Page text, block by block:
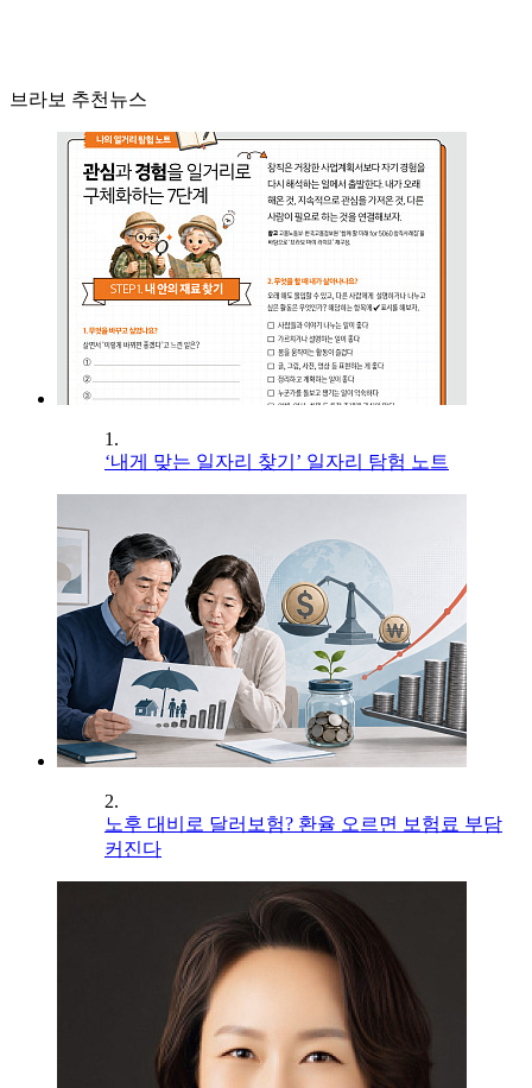
브라보 추천뉴스
1.
‘내게 맞는 일자리 찾기’ 일자리 탐험 노트
2.
노후 대비로 달러보험? 환율 오르면 보험료 부담
커진다